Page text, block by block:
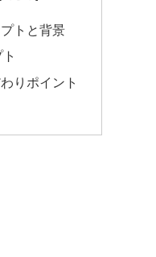
トと背景
りポイント